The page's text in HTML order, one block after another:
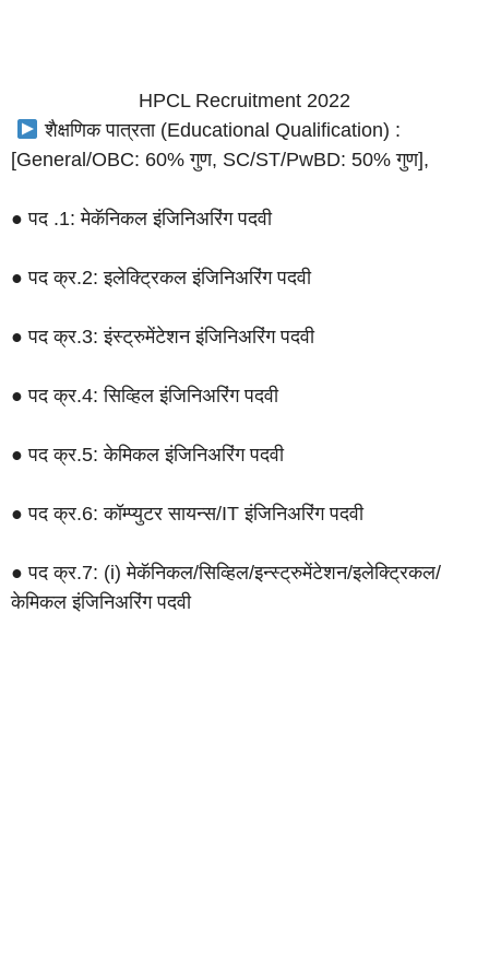
HPCL Recruitment 2022
शैक्षणिक पात्रता (Educational Qualification) :
[General/OBC: 60% गुण, SC/ST/PwBD: 50% गुण],
● पद .1: मेकॅनिकल इंजिनिअरिंग पदवी
● पद क्र.2: इलेक्ट्रिकल इंजिनिअरिंग पदवी
● पद क्र.3: इंस्ट्रुमेंटेशन इंजिनिअरिंग पदवी
● पद क्र.4: सिव्हिल इंजिनिअरिंग पदवी
● पद क्र.5: केमिकल इंजिनिअरिंग पदवी
● पद क्र.6: कॉम्प्युटर सायन्स/IT इंजिनिअरिंग पदवी
● पद क्र.7: (i) मेकॅनिकल/सिव्हिल/इन्स्ट्रुमेंटेशन/इलेक्ट्रिकल/
केमिकल इंजिनिअरिंग पदवी